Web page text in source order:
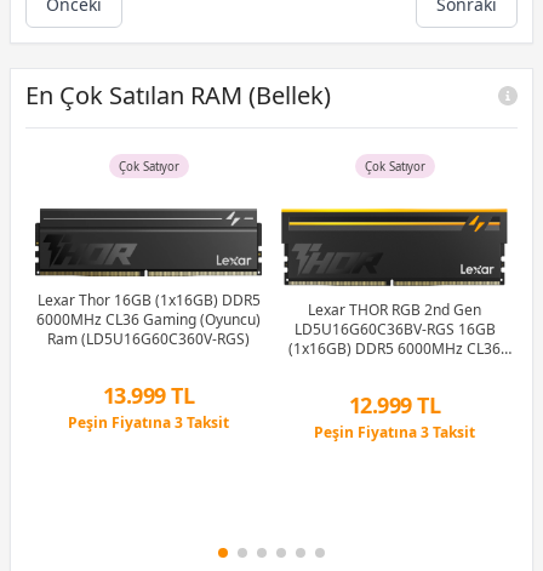
Önceki Sonraki
En Çok Satılan RAM (Bellek)
Çok Satıyor
Lexar Thor 16GB (1x16GB) DDR5
6000MHz CL36 Gaming (Oyuncu)
Ram (LD5U16G60C360V-RGS)
13.999 TL
Peşin Fiyatına 3 Taksit
Çok Satıyor
Lexar THOR RGB 2nd Gen
LD5U16G60C36BV-RGS 16GB
(1x16GB) DDR5 6000MHz CL36
12.999 TL
Peşin Fiyatına 3 Taksit